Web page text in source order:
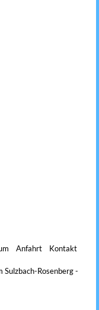
Anfahrt Kontakt
Rosenberg -